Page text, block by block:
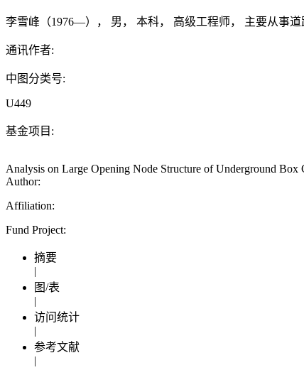
李雪峰（1976—）， 男， 本科， 高级工程师， 主要从事道
通讯作者:
中图分类号:
U449
基金项目:
Analysis on Large Opening Node Structure of Underground Box
Author:
Affiliation:
Fund Project:
摘要
|
图/表
|
访问统计
|
参考文献
|